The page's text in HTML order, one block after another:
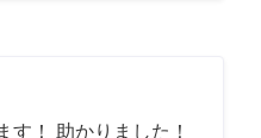
す！ 助かりました！